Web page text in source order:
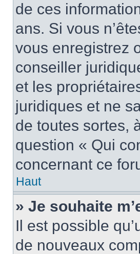
de ces
ans. Si vous
vous enregistrez
conseiller
et les
juridiques et ne
de toutes sortes,
question « Qui
concernant ce
Haut
» Je souhaite
Il est possible
de nouveaux